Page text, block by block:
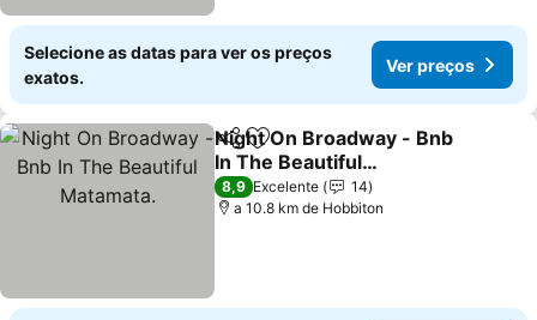
Selecione as datas para ver os preços
exatos.
Ver preços
PartilharAdicionar aos favoritos
Night On Broadway - Bnb
In The Beautiful
Matamata.
Ver preços
8,9 Excelente
14
a 10.8 km de Hobbiton